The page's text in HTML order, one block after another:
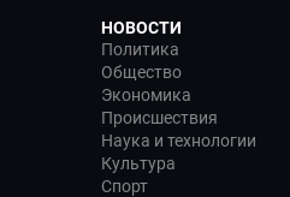
НОВОСТИ
Политика
Общество
Экономика
Происшествия
Наука и технологии
Культура
Спорт